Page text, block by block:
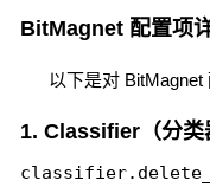
BitMagnet 配置项
以下是对 BitMagnet
1. Classifier（分类